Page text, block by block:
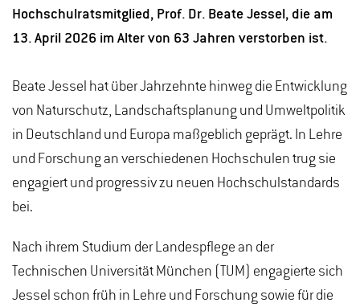
Hochschulratsmitglied, Prof. Dr. Beate Jessel, die am
13. April 2026 im Alter von 63 Jahren verstorben ist.
Beate Jessel hat über Jahrzehnte hinweg die Entwicklung
von Naturschutz, Landschaftsplanung und Umweltpolitik
in Deutschland und Europa maßgeblich geprägt. In Lehre
und Forschung an verschiedenen Hochschulen trug sie
engagiert und progressiv zu neuen Hochschulstandards
bei.
Nach ihrem Studium der Landespflege an der
Technischen Universität München (TUM) engagierte sich
Jessel schon früh in Lehre und Forschung sowie für die